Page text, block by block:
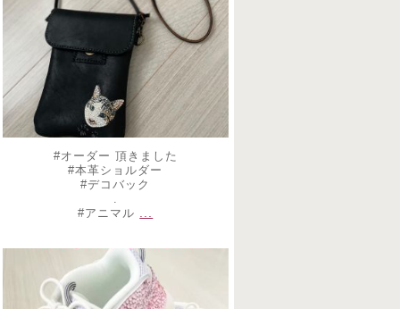
#オーダー 頂きました
#本革ショルダー
#デコバック
.
#アニマル ...
decojewelrymahalo
2月 18